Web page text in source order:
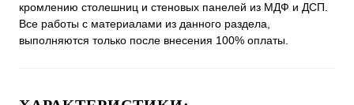
кромлению столешниц и стеновых панелей из МДФ и ДСП.
Все работы с материалами из данного раздела,
выполняются только после внесения 100% оплаты.